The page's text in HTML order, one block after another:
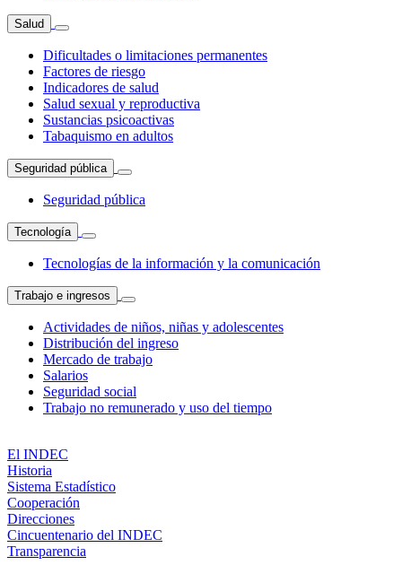
Salud
Dificultades o limitaciones permanentes
Factores de riesgo
Indicadores de salud
Salud sexual y reproductiva
Sustancias psicoactivas
Tabaquismo en adultos
Seguridad pública
Seguridad pública
Tecnología
Tecnologías de la información y la comunicación
Trabajo e ingresos
Actividades de niños, niñas y adolescentes
Distribución del ingreso
Mercado de trabajo
Salarios
Seguridad social
Trabajo no remunerado y uso del tiempo
El INDEC
Historia
Sistema Estadístico
Cooperación
Direcciones
Cincuentenario del INDEC
Transparencia